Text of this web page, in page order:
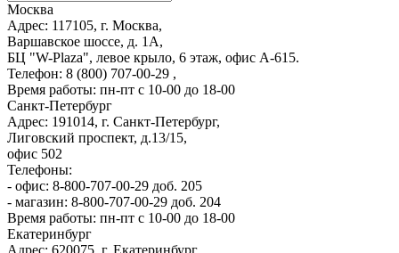
Москва
Адрес: 117105, г. Москва,
Варшавское шоссе, д. 1А,
БЦ "W-Plaza", левое крыло, 6 этаж, офис А-615.
Телефон: 8 (800) 707-00-29 ,
Время работы: пн-пт с 10-00 до 18-00
Санкт-Петербург
Адрес: 191014, г. Санкт-Петербург,
Лиговский проспект, д.13/15,
офис 502
Телефоны:
- офис: 8-800-707-00-29 доб. 205
- магазин: 8-800-707-00-29 доб. 204
Время работы: пн-пт с 10-00 до 18-00
Екатеринбург
Адрес: 620075, г. Екатеринбург,